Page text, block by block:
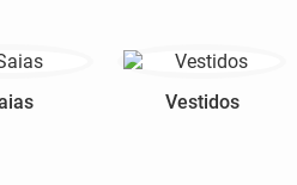
Vestidos